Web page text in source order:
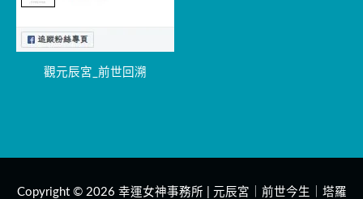
觀元辰宮_前世回溯
Copyright © 2026 幸運女神事務所 | 元辰宮｜前世今生｜塔羅